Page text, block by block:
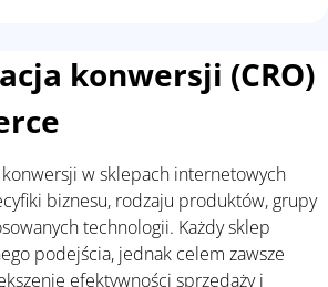
konwersji (CRO)
w sklepach internetowych
biznesu, rodzaju produktów, grupy
technologii. Każdy sklep
podejścia, jednak celem zawsze
efektywności sprzedaży i